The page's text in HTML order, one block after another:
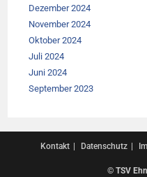
Dezember 2024
November 2024
Oktober 2024
Juli 2024
Juni 2024
September 2023
Kontakt Datenschutz
© TSV